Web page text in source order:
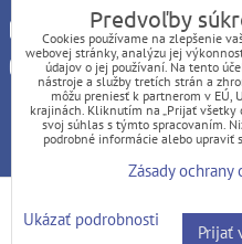
Facebook
Instagram
UPOZORNENIE:
Platba kartou nie je možná
Predvoľby
Cookies používame na zlepšenie
webovej stránky, analýzu jej
údajov o jej používaní. Na tento
nástroje a služby tretích strán a
môžu preniesť k partnerom v EÚ,
krajinách. Kliknutím na „Prijať všetky
svoj súhlas s týmto spracovaním.
podrobné informácie alebo upraviť
Zásady
Ukázať podrobnosti
Prijať